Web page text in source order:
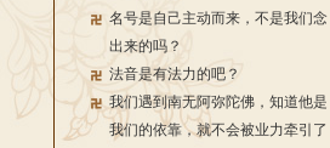
名号是自己主动而来，不是我们念
出来的吗？
法音是有法力的吧？
我们遇到南无阿弥陀佛，知道他是
我们的依靠，就不会被业力牵引了